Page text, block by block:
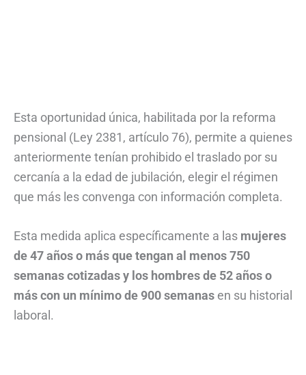
Esta oportunidad única, habilitada por la reforma
pensional (Ley 2381, artículo 76), permite a quienes
anteriormente tenían prohibido el traslado por su
cercanía a la edad de jubilación, elegir el régimen
que más les convenga con información completa.
Esta medida aplica específicamente a las mujeres
de 47 años o más que tengan al menos 750
semanas cotizadas y los hombres de 52 años o
más con un mínimo de 900 semanas en su historial
laboral.